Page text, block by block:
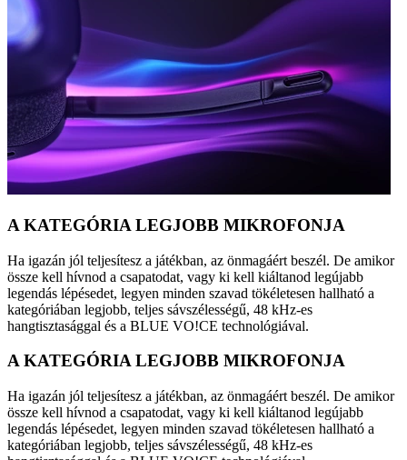
A KATEGÓRIA LEGJOBB MIKROFONJA
Ha igazán jól teljesítesz a játékban, az önmagáért beszél. De amikor
össze kell hívnod a csapatodat, vagy ki kell kiáltanod legújabb
legendás lépésedet, legyen minden szavad tökéletesen hallható a
kategóriában legjobb, teljes sávszélességű, 48 kHz-es
hangtisztasággal és a BLUE VO!CE technológiával.
A KATEGÓRIA LEGJOBB MIKROFONJA
Ha igazán jól teljesítesz a játékban, az önmagáért beszél. De amikor
össze kell hívnod a csapatodat, vagy ki kell kiáltanod legújabb
legendás lépésedet, legyen minden szavad tökéletesen hallható a
kategóriában legjobb, teljes sávszélességű, 48 kHz-es